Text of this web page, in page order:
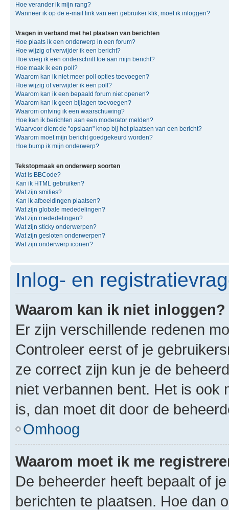
Hoe verander ik mijn rang?
Wanneer ik op de e-mail link van een gebruiker klik, moet ik inloggen?
Vragen in verband met het plaatsen van berichten
Hoe plaats ik een onderwerp in een forum?
Hoe wijzig of verwijder ik een bericht?
Hoe voeg ik een onderschrift toe aan mijn bericht?
Hoe maak ik een poll?
Waarom kan ik niet meer poll opties toevoegen?
Hoe wijzig of verwijder ik een poll?
Waarom kan ik een bepaald forum niet openen?
Waarom kan ik geen bijlagen toevoegen?
Waarom ontving ik een waarschuwing?
Hoe kan ik berichten aan een moderator melden?
Waarvoor dient de "opslaan" knop bij het plaatsen van een bericht?
Waarom moet mijn bericht goedgekeurd worden?
Hoe bump ik mijn onderwerp?
Tekstopmaak en onderwerp soorten
Wat is BBCode?
Kan ik HTML gebruiken?
Wat zijn smilies?
Kan ik afbeeldingen plaatsen?
Wat zijn globale mededelingen?
Wat zijn mededelingen?
Wat zijn sticky onderwerpen?
Wat zijn gesloten onderwerpen?
Wat zijn onderwerp iconen?
Inlog- en
Waarom kan ik niet inloggen?
Er zijn verschillende redenen
Controleer eerst of je
ze correct zijn kun je de
niet verbannen bent. Het is ook
is, dan moet dit door de
Omhoog
Waarom moet ik me
De beheerder heeft bepaalt of
berichten te plaatsen. Hoe dan